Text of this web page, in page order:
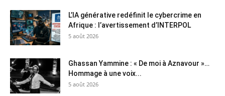
L’IA générative redéfinit le cybercrime en
Afrique : l’avertissement d’INTERPOL
5 août 2026
Ghassan Yammine : « De moi à Aznavour »…
Hommage à une voix...
5 août 2026